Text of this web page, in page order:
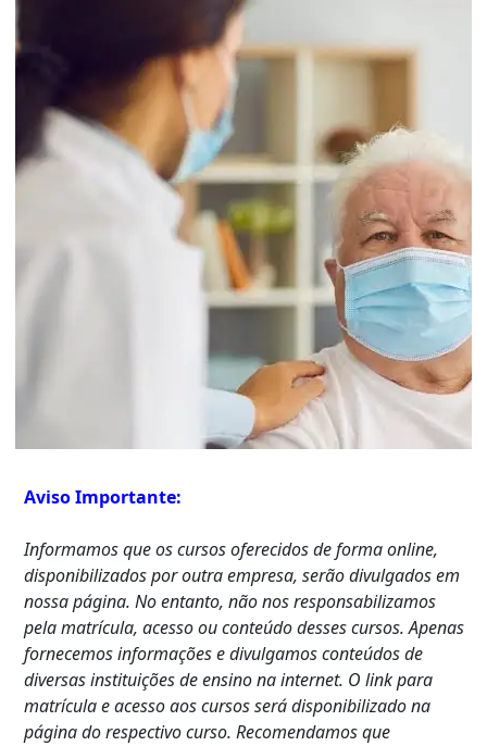
Aviso Importante:
Informamos que os cursos oferecidos de forma online,
disponibilizados por outra empresa, serão divulgados em
nossa página. No entanto, não nos responsabilizamos
pela matrícula, acesso ou conteúdo desses cursos. Apenas
fornecemos informações e divulgamos conteúdos de
diversas instituições de ensino na internet. O link para
matrícula e acesso aos cursos será disponibilizado na
página do respectivo curso. Recomendamos que